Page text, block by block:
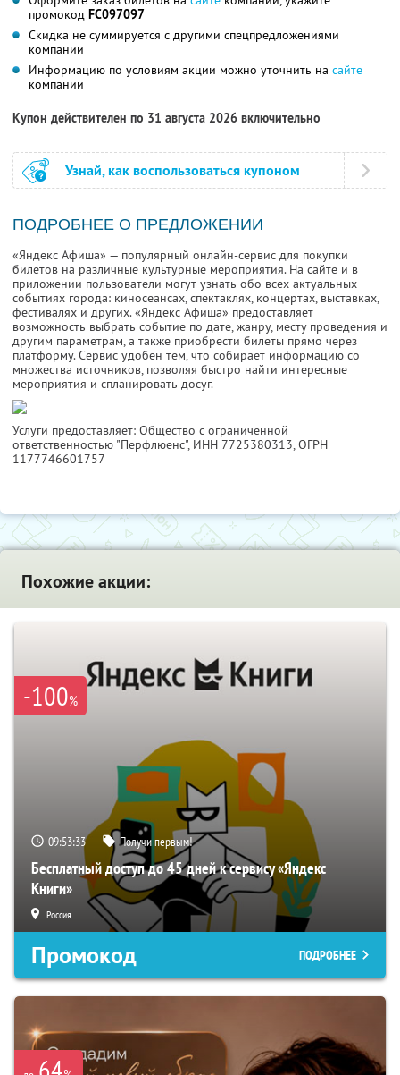
промокод FC097097
Скидка не суммируется с другими спецпредложениями
компании
Информацию по условиям акции можно уточнить на сайте
компании
Купон действителен по 31 августа 2026 включительно
Узнай, как воспользоваться купоном
ПОДРОБНЕЕ О ПРЕДЛОЖЕНИИ
«Яндекс Афиша» — популярный онлайн-сервис для покупки
билетов на различные культурные мероприятия. На сайте и в
приложении пользователи могут узнать обо всех актуальных
событиях города: киносеансах, спектаклях, концертах, выставках,
фестивалях и других. «Яндекс Афиша» предоставляет
возможность выбрать событие по дате, жанру, месту проведения и
другим параметрам, а также приобрести билеты прямо через
платформу. Сервис удобен тем, что собирает информацию со
множества источников, позволяя быстро найти интересные
мероприятия и спланировать досуг.
Услуги предоставляет: Общество с ограниченной
ответственностью "Перфлюенс", ИНН 7725380313, ОГРН
1177746601757
Похожие акции:
-100%
09:53:32 Получи первым!
Бесплатный доступ до 45 дней к сервису «Яндекс
Книги»
Россия
Промокод ПОДРОБНЕЕ